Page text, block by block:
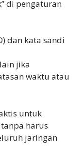
di pengaturan
dan kata sandi
jika
waktu atau
untuk
harus
jaringan